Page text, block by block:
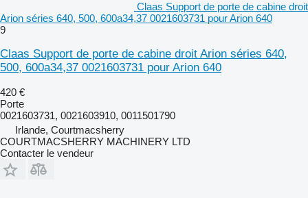
Claas Support de porte de cabine droit
Arion séries 640, 500, 600a34,37 0021603731 pour Arion 640
9
Claas Support de porte de cabine droit Arion séries 640,
500, 600a34,37 0021603731 pour Arion 640
420 €
Porte
0021603731, 0021603910, 0011501790
Irlande, Courtmacsherry
COURTMACSHERRY MACHINERY LTD
Contacter le vendeur